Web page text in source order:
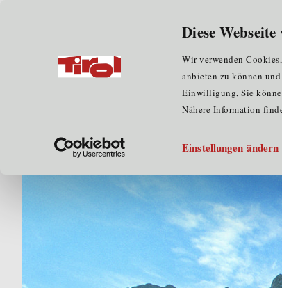
Diese
Wir verwenden
anbieten zu können
Einwilligung, Sie
Nähere Information
Einstellungen ändern
Home für Unternehmen